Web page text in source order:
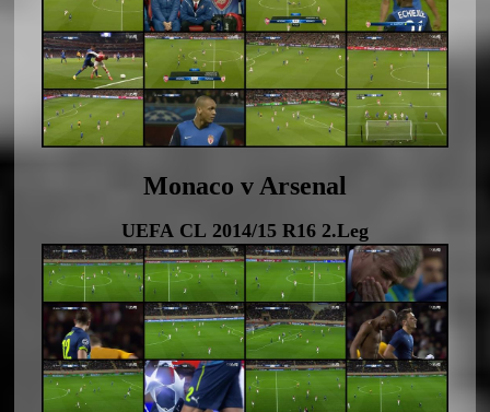
Monaco v Arsenal
UEFA CL 2014/15 R16 2.Leg